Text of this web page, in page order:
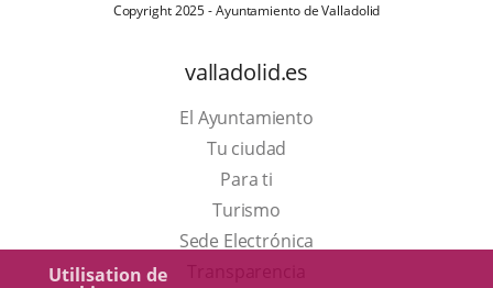
Utilisation de
Copyright 2025 - Ayuntamiento de Valladolid
valladolid.es
El Ayuntamiento
Tu ciudad
Para ti
TurismoEste
enlace
Sede Electrónica